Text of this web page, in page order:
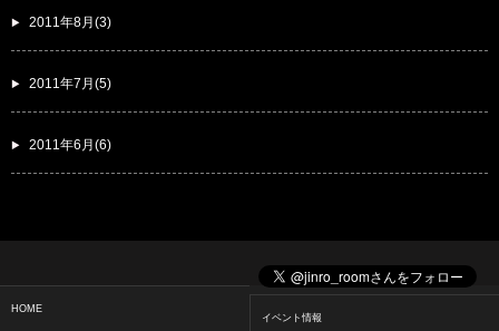
2011年8月(3)
2011年7月(5)
2011年6月(6)
HOME
イベント情報